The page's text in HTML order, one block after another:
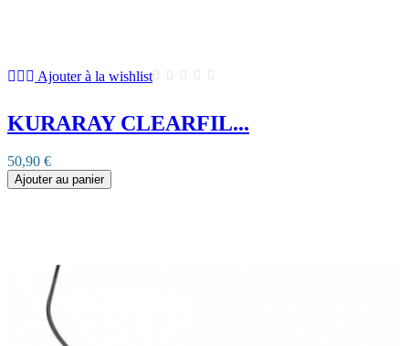
Ajouter à la wishlist
KURARAY CLEARFIL...
50,90 €
Ajouter au panier